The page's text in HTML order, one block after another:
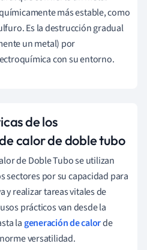
más estable, como
Es la destrucción gradual
un metal) por
con su entorno.
de los
calor de doble tubo
de Doble Tubo se utilizan
sectores por su capacidad para
y realizar tareas vitales de
prácticos van desde la
la generación de calorde
versatilidad.